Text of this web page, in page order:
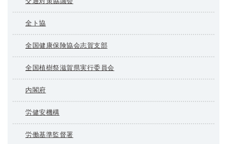
全ト協
全国健康保険協会志賀支部
全国植樹祭滋賀県実行委員会
内閣府
労健安機構
労働基準監督署